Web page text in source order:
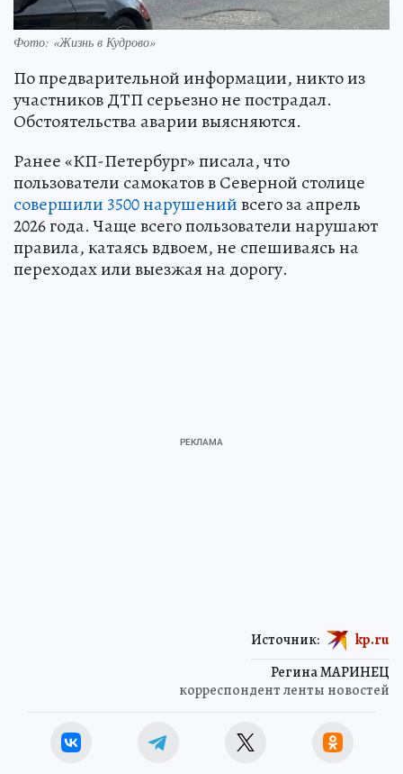
Фото: «Жизнь в Кудрово»
По предварительной информации, никто из
участников ДТП серьезно не пострадал.
Обстоятельства аварии выясняются.
Ранее «КП-Петербург» писала, что
пользователи самокатов в Северной столице
совершили 3500 нарушенийвсего за апрель
2026 года. Чаще всего пользователи нарушают
правила, катаясь вдвоем, не спешиваясь на
переходах или выезжая на дорогу.
Регина МАРИНЕЦ
корреспондент ленты новостей
Источник: kp.ru